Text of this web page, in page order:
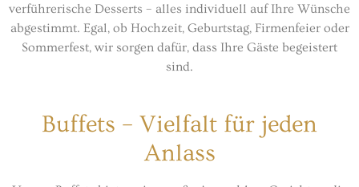
verführerische Desserts – alles individuell auf Ihre Wünsche
abgestimmt. Egal, ob Hochzeit, Geburtstag, Firmenfeier oder
Sommerfest, wir sorgen dafür, dass Ihre Gäste begeistert
sind.
Buffets – Vielfalt für jeden
Anlass